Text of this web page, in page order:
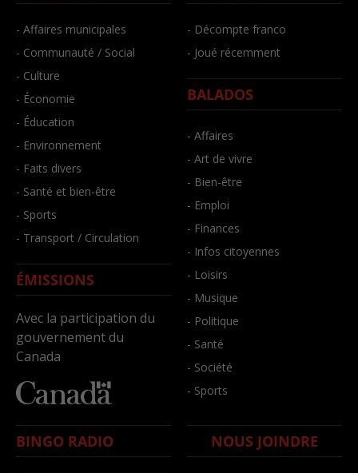
- Affaires municipales
- Communauté / Social
- Culture
- Économie
- Éducation
- Environnement
- Faits divers
- Santé et bien-être
- Sports
- Transport / Circulation
ÉMISSIONS
Avec la participation du
gouvernement du
Canada
- Décompte franco
- Joué récemment
BALADOS
- Affaires
- Art de vivre
- Bien-être
- Emploi
- Finances
- Infos citoyennes
- Loisirs
- Musique
- Politique
- Santé
- Société
- Sports
BINGO RADIO NOUS JOINDRE